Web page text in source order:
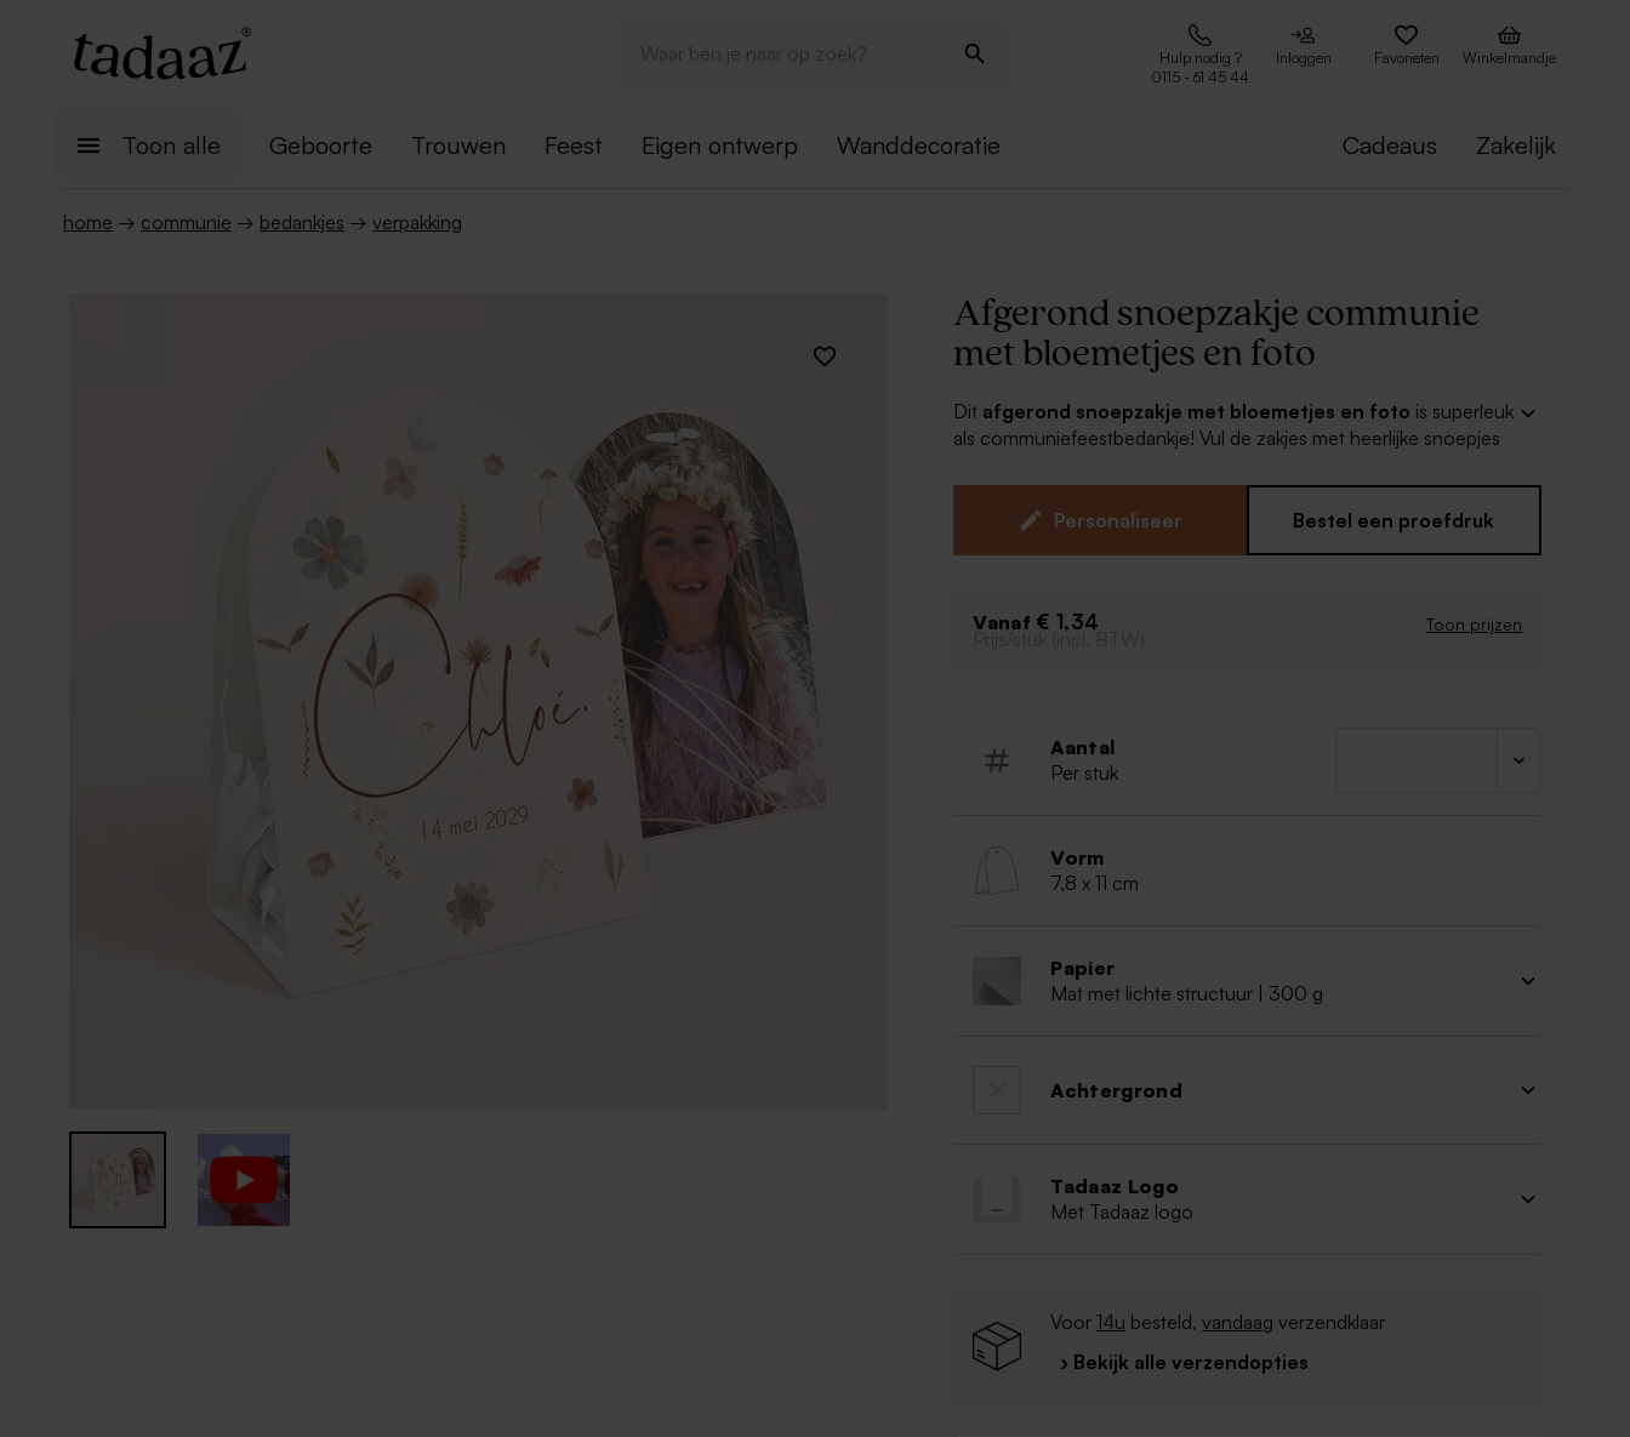
Hulp nodig ?
0115 - 61 45 44
Inloggen Favorieten Winkelmandje
Toon alle Geboorte Trouwen Feest Eigen ontwerp Wanddecoratie Cadeaus Zakelijk
home → communie → bedankjes → verpakking
Afgerond snoepzakje communie
met bloemetjes en foto
Dit afgerond snoepzakje met bloemetjes en foto is superleuk
als communiefeestbedankje! Vul de zakjes met heerlijke snoepjes
helemaal af.
Het snoepzakje dien je zelf nog in elkaar te zetten, de
Personaliseer Bestel een proefdruk
Vanaf € 1,34 Toon prijzen
Prijs/stuk (incl. BTW)
Aantal
Per stuk
Vorm
7,8 x 11 cm
Papier
Mat met lichte structuur | 300 g
Achtergrond
Tadaaz Logo
Met Tadaaz logo
Voor14u besteld,vandaag verzendklaar
› Bekijk alle verzendopties